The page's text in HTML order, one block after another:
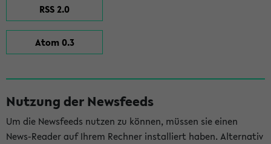
RSS 2.0
Atom 0.3
Nutzung der Newsfeeds
Um die Newsfeeds nutzen zu können, müssen sie einen
News-Reader auf Ihrem Rechner installiert haben. Alternativ